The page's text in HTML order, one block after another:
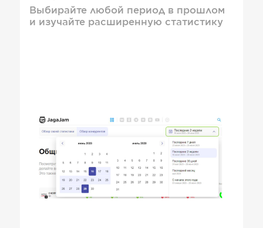
Выбирайте любой период в прошлом
и изучайте расширенную статистику